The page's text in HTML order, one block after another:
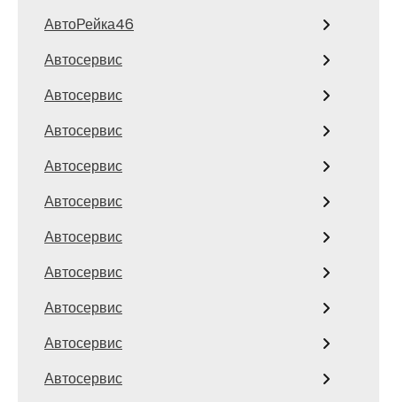
АвтоРейка46
Автосервис
Автосервис
Автосервис
Автосервис
Автосервис
Автосервис
Автосервис
Автосервис
Автосервис
Автосервис